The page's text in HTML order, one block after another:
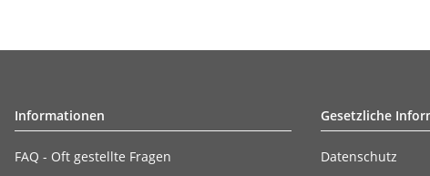
Informationen
FAQ - Oft gestellte Fragen
Gesetzliche
Datenschutz